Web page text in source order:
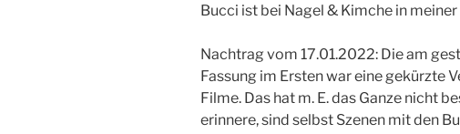
Bucci ist bei Nagel & Kimche in
Nachtrag vom 17.01.2022: Die am
Fassung im Ersten war eine gekürzte
Filme. Das hat m. E. das Ganze nicht
erinnere, sind selbst Szenen mit den